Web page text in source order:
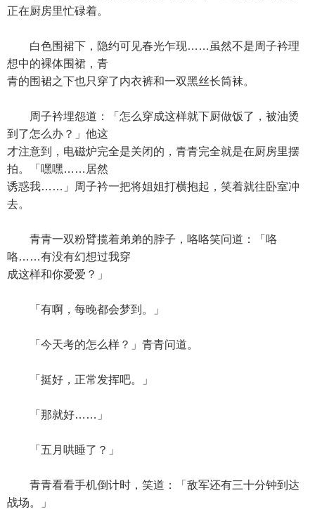
正在厨房里忙碌着。
白色围裙下，隐约可见春光乍现……虽然不是周子衿理
想中的裸体围裙，青
青的围裙之下也只穿了内衣裤和一双黑丝长筒袜。
周子衿埋怨道：「怎么穿成这样就下厨做饭了，被油烫
到了怎么办？」他这
才注意到，电磁炉完全是关闭的，青青完全就是在厨房里摆
拍。「嘿嘿……居然
诱惑我……」周子衿一把将姐姐打横抱起，笑着就往卧室冲
去。
青青一双粉臂揽着弟弟的脖子，咯咯笑问道：「咯
咯……有没有幻想过我穿
成这样和你爱爱？」
「有啊，每晚都会梦到。」
「今天考的怎么样？」青青问道。
「挺好，正常发挥吧。」
「那就好……」
「五月哄睡了？」
青青看看手机倒计时，笑道：「敌军还有三十分钟到达
战场。」